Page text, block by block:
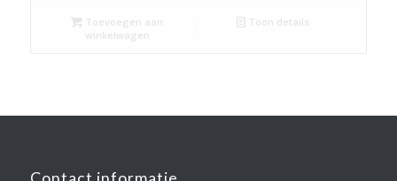
Toevoegen aan
winkelwagen
Toon details